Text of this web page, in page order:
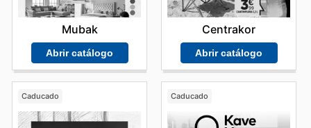
Mubak
Abrir catálogo
Centrakor
Abrir catálogo
Caducado Caducado